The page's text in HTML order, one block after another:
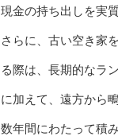
現金の持ち出しを実
さらに、古い空き家
る際は、長期的なラ
に加えて、遠方から
数年間にわたって積